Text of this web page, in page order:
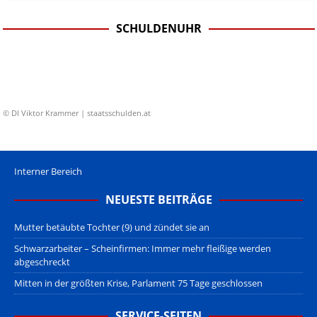
SCHULDENUHR
© DI Viktor Krammer | staatsschulden.at
Interner Bereich
NEUESTE BEITRÄGE
Mutter betäubte Tochter (9) und zündet sie an
Schwarzarbeiter – Scheinfirmen: Immer mehr fleißige werden
abgeschreckt
Mitten in der größten Krise, Parlament 75 Tage geschlossen